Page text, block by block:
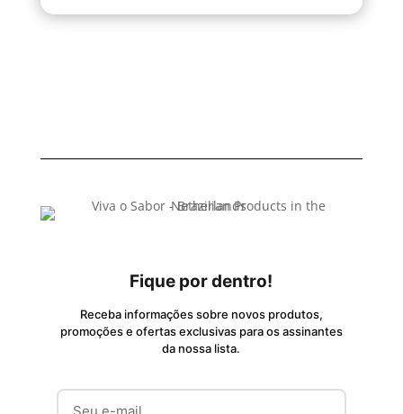
Fique por dentro!
Receba informações sobre novos produtos,
promoções e ofertas exclusivas para os assinantes
da nossa lista.